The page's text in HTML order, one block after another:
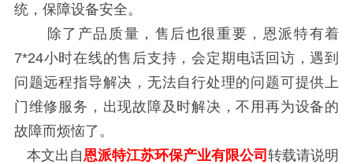
统，保障设备安全。
除了产品质量，售后也很重要，恩派特有着
7*24小时在线的售后支持，会定期电话回访，遇到
问题远程指导解决，无法自行处理的问题可提供上
门维修服务，出现故障及时解决，不用再为设备的
故障而烦恼了。
本文出自恩派特江苏环保产业有限公司转载请说明